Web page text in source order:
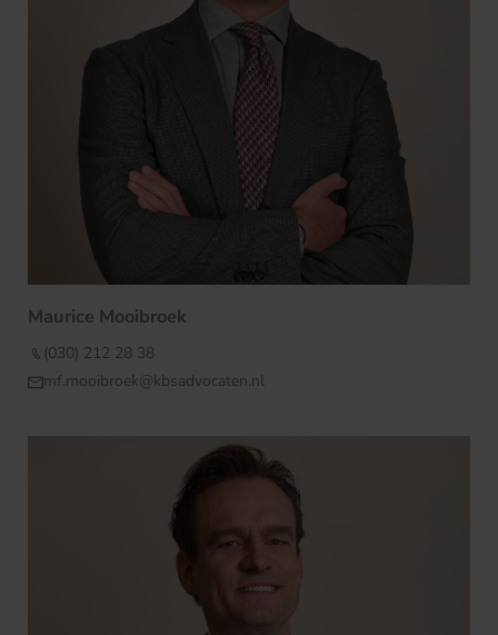
Maurice Mooibroek
(030) 212 28 38
mf.mooibroek@kbsadvocaten.nl